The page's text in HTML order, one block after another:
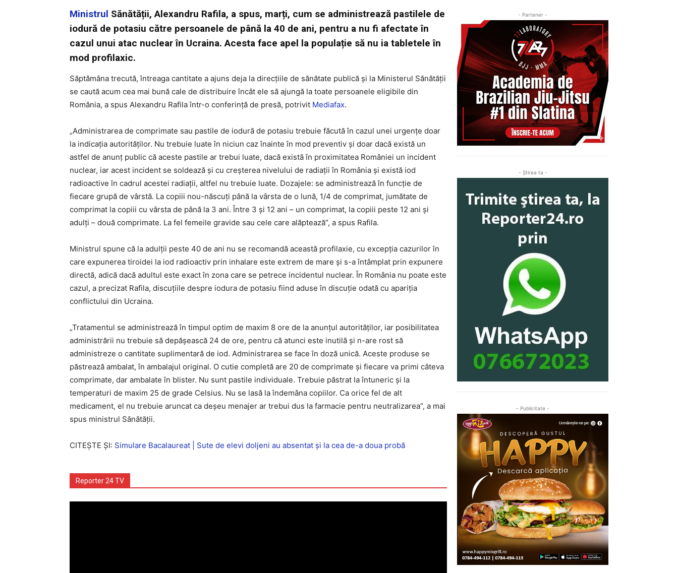
Ministrul Sănătății, Alexandru Rafila, a spus, marți, cum se administrează pastilele de
iodură de potasiu către persoanele de până la 40 de ani, pentru a nu fi afectate în
cazul unui atac nuclear în Ucraina. Acesta face apel la populație să nu ia tabletele în
mod profilaxic.
Săptămâna trecută, întreaga cantitate a ajuns deja la direcțiile de sănătate publică și la Ministerul Sănătății
se caută acum cea mai bună cale de distribuire încât ele să ajungă la toate persoanele eligibile din
România, a spus Alexandru Rafila într-o conferință de presă, potrivit Mediafax.
„Administrarea de comprimate sau pastile de iodură de potasiu trebuie făcută în cazul unei urgențe doar
la indicația autorităților. Nu trebuie luate în niciun caz înainte în mod preventiv și doar dacă există un
astfel de anunț public că aceste pastile ar trebui luate, dacă există în proximitatea României un incident
nuclear, iar acest incident se soldează și cu creșterea nivelului de radiații în România și există iod
radioactive în cadrul acestei radiații, altfel nu trebuie luate. Dozajele: se administrează în funcție de
fiecare grupă de vârstă. La copiii nou-născuți până la vârsta de o lună, 1/4 de comprimat, jumătate de
comprimat la copiii cu vârsta de până la 3 ani. Între 3 și 12 ani – un comprimat, la copiii peste 12 ani și
adulți – două comprimate. La fel femeile gravide sau cele care alăptează”, a spus Rafila.
Ministrul spune că la adulții peste 40 de ani nu se recomandă această profilaxie, cu excepția cazurilor în
care expunerea tiroidei la iod radioactiv prin inhalare este extrem de mare și s-a întâmplat prin expunere
directă, adică dacă adultul este exact în zona care se petrece incidentul nuclear. În România nu poate este
cazul, a precizat Rafila, discuțiile despre iodura de potasiu fiind aduse în discuție odată cu apariția
conflictului din Ucraina.
„Tratamentul se administrează în timpul optim de maxim 8 ore de la anunțul autorităților, iar posibilitatea
administrării nu trebuie să depășească 24 de ore, pentru că atunci este inutilă și n-are rost să
administreze o cantitate suplimentară de iod. Administrarea se face în doză unică. Aceste produse se
păstrează ambalat, în ambalajul original. O cutie completă are 20 de comprimate și fiecare va primi câteva
comprimate, dar ambalate în blister. Nu sunt pastile individuale. Trebuie păstrat la întuneric și la
temperaturi de maxim 25 de grade Celsius. Nu se lasă la îndemâna copiilor. Ca orice fel de alt
medicament, el nu trebuie aruncat ca deșeu menajer ar trebui dus la farmacie pentru neutralizarea”, a mai
spus ministrul Sănătății.
CITEȘTE ȘI: Simulare Bacalaureat | Sute de elevi doljeni au absentat și la cea de-a doua probă
Reporter 24 TV
- Partener -
- Ştirea ta -
- Publicitate -